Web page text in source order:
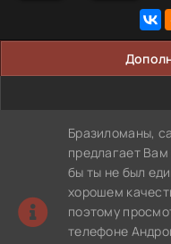
Бразиломаны,
предлагает
бы ты не был
хорошем
поэтому
телефоне